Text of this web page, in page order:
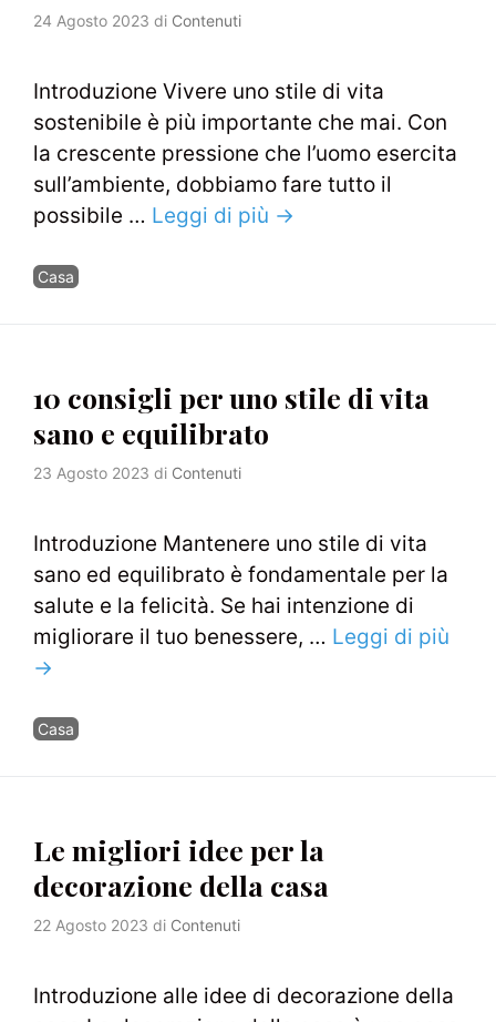
24 Agosto 2023 di Contenuti
Introduzione Vivere uno stile di vita
sostenibile è più importante che mai. Con
la crescente pressione che l’uomo esercita
sull’ambiente, dobbiamo fare tutto il
possibile … Leggi di più →
Categorie
Casa
10 consigli per uno stile di vita
sano e equilibrato
23 Agosto 2023 di Contenuti
Introduzione Mantenere uno stile di vita
sano ed equilibrato è fondamentale per la
salute e la felicità. Se hai intenzione di
migliorare il tuo benessere, … Leggi di più
→
Categorie
Casa
Le migliori idee per la
decorazione della casa
22 Agosto 2023 di Contenuti
Introduzione alle idee di decorazione della